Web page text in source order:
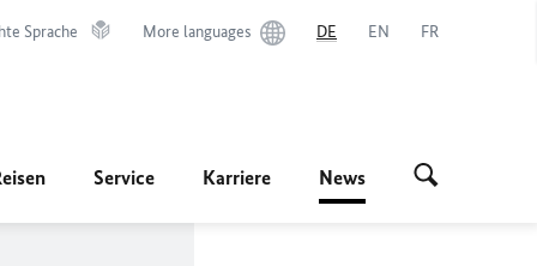
Sprache More languages DE EN FR
Service Karriere News